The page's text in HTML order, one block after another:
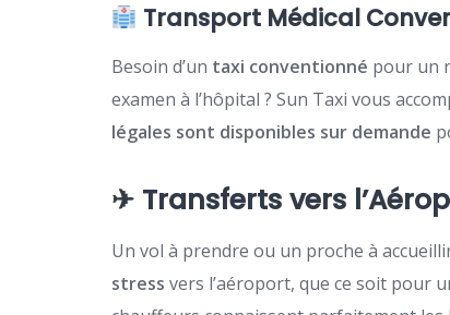
Transport Médical
Besoin d’un taxi conventionné pour un
examen à l’hôpital ? Sun Taxi vous
légales sont disponibles sur demande
✈ Transferts vers
Un vol à prendre ou un proche à
stress vers l’aéroport, que ce soit pour